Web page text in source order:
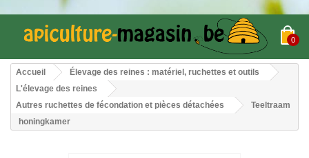
0
Accueil
Élevage des reines : matériel, ruchettes et outils
L'élevage des reines
Autres ruchettes de fécondation et pièces détachées
Teeltraam
honingkamer